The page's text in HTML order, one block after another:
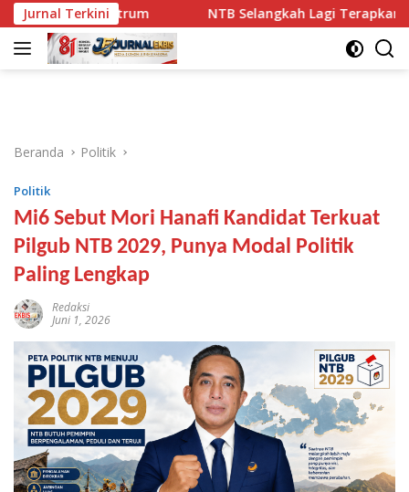
Langsung
ke
konten
Jurnal Terkini
Setrum NTB Selangkah Lagi Terapkan Manajemen
Beranda Politik
Politik
Mi6 Sebut Mori Hanafi Kandidat Terkuat
Pilgub NTB 2029, Punya Modal Politik
Paling Lengkap
Redaksi
Juni 1, 2026